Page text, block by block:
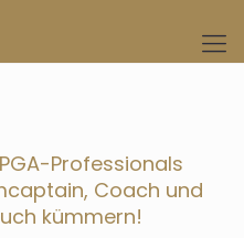
Professionals
Coach und
kümmern!